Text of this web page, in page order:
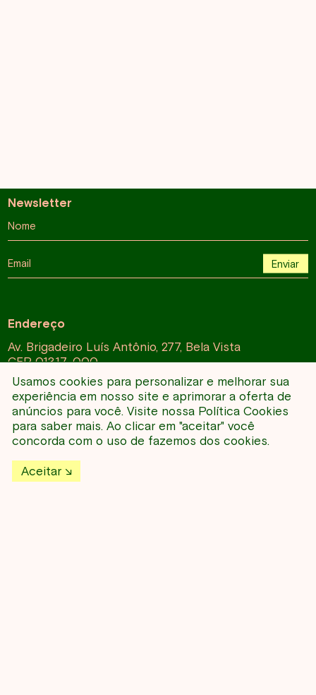
Endereço
Av. Brigadeiro Luís Antônio, 277, Bela Vista
CEP 01317-000
São Paulo, SP
Contato
Tel: (11) 91571-3514
E-mail:comunicacao@ibt.art
Newsletter
Nome
Email Enviar
Usamos cookies para personalizar e melhorar sua
experiência em nosso site e aprimorar a oferta de
anúncios para você. Visite nossa Política Cookies
para saber mais. Ao clicar em "aceitar" você
concorda com o uso de fazemos dos cookies.
Aceitar